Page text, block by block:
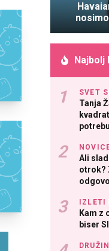
Najbolj
SVET
Tanja
Ali
otrok?
Kam z
biser